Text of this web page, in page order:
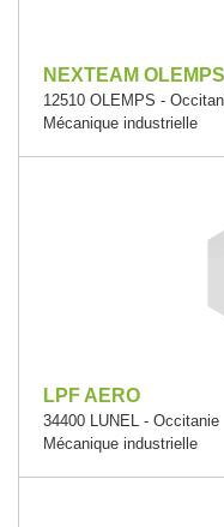
NEXTEAM
12510 OLEMPS -
Mécanique industrielle
LPF AERO
34400 LUNEL - Occitanie
Mécanique industrielle